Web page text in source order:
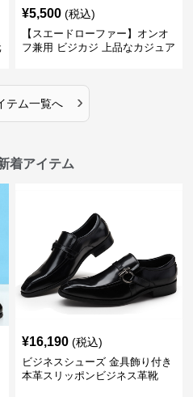
¥5,500 (税込)
【スエードローファー】オンオ
フ兼用 ビジカジ 上品なカジュア
テム一覧へ ›
着アイテム
¥16,190 (税込)
ビジネスシューズ 金具飾り付き
本革スリッポンビジネス革靴